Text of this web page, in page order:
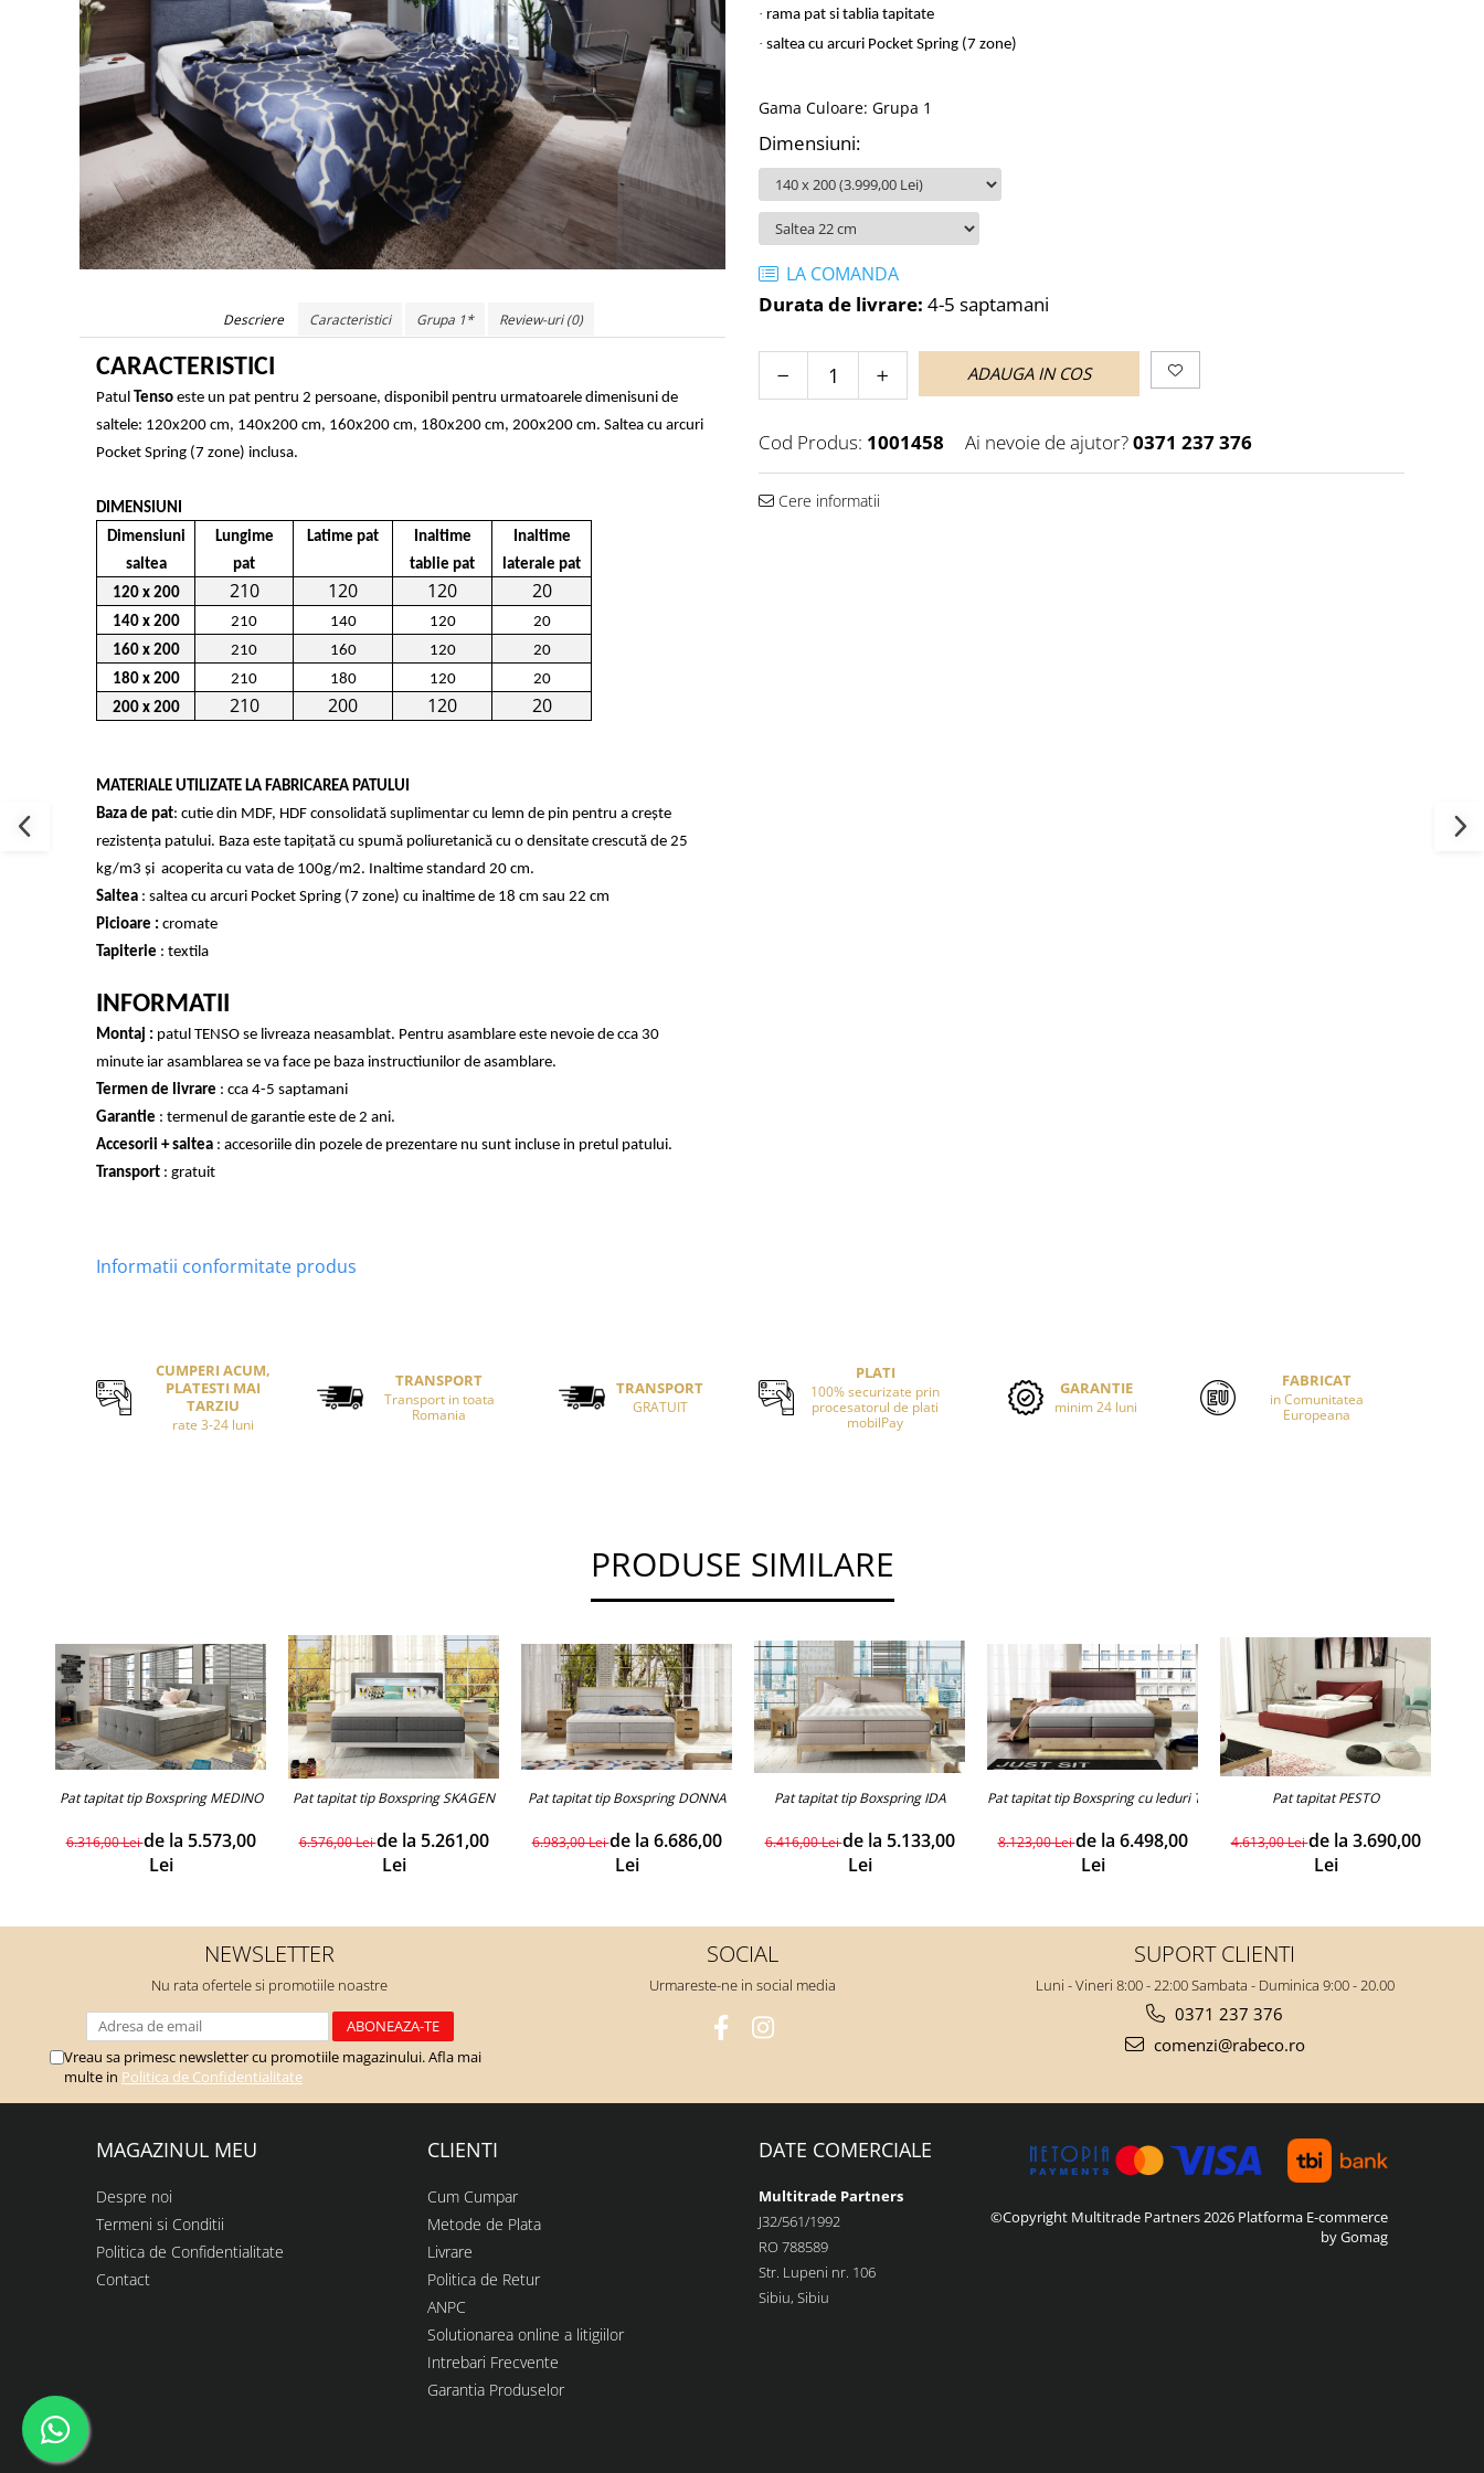
· rama pat si tablia tapitate
· saltea cu arcuri Pocket Spring (7 zone)
Gama Culoare: Grupa 1
Dimensiuni:
LA COMANDA
Durata de livrare: 4-5 saptamani
ADAUGA IN COS
Cod Produs: 1001458 Ai nevoie de ajutor?0371 237 376
Cere informatii
Descriere Caracteristici Grupa 1* Review-uri(0)
CARACTERISTICI
Patul Tenso este un pat pentru 2 persoane, disponibil pentru urmatoarele dimenisuni de
saltele: 120x200 cm, 140x200 cm, 160x200 cm, 180x200 cm, 200x200 cm. Saltea cu arcuri
Pocket Spring (7 zone) inclusa.
DIMENSIUNI
Dimensiuni
saltea
Lungime
pat
Latime pat
Inaltime
tablie pat
Inaltime
laterale pat
120 x 200
210 120 120 20
140 x 200 210 140 120
20
160 x 200
210 160 120
20
180 x 200
210 180 120
20
200 x 200
210 200 120 20
MATERIALE UTILIZATE LA FABRICAREA PATULUI
Baza de pat: cutie din MDF, HDF consolidată suplimentar cu lemn de pin pentru a crește
rezistența patului. Baza este tapițată cu spumă poliuretanică cu o densitate crescută de 25
kg/m3 și acoperita cu vata de 100g/m2. Inaltime standard 20 cm.
Saltea : saltea cu arcuri Pocket Spring (7 zone) cu inaltime de 18 cm sau 22 cm
Picioare : cromate
Tapiterie : textila
INFORMATII
Montaj : patul TENSO se livreaza neasamblat. Pentru asamblare este nevoie de cca 30
minute iar asamblarea se va face pe baza instructiunilor de asamblare.
Termen de livrare : cca 4-5 saptamani
Garantie : termenul de garantie este de 2 ani.
Accesorii + saltea : accesoriile din pozele de prezentare nu sunt incluse in pretul patului.
Transport : gratuit
Informatii conformitate produs
CUMPERI ACUM,
PLATESTI MAI
TARZIU
rate 3-24 luni
TRANSPORT
Transport in toata
Romania
TRANSPORT
GRATUIT
PLATI
100% securizate prin
procesatorul de plati
mobilPay
GARANTIE
minim 24 luni
FABRICAT
in Comunitatea
Europeana
PRODUSE SIMILARE
Pat tapitat tip Boxspring MEDINO
6.316,00 Leide la 5.573,00
Lei
Pat tapitat tip Boxspring SKAGEN
6.576,00 Leide la 5.261,00
Lei
Pat tapitat tip Boxspring DONNA
6.983,00 Leide la 6.686,00
Lei
Pat tapitat tip Boxspring IDA
6.416,00 Leide la 5.133,00
Lei
Pat tapitat tip Boxspring cu leduri TRENTO LED
8.123,00 Leide la 6.498,00
Lei
Pat tapitat PESTO
4.613,00 Leide la 3.690,00
Lei
NEWSLETTER
Nu rata ofertele si promotiile noastre
Vreau sa primesc newsletter cu promotiile magazinului. Afla mai
multe in Politica de Confidentialitate
SOCIAL
Urmareste-ne in social media
SUPORT CLIENTI
Luni - Vineri 8:00 - 22:00 Sambata - Duminica 9:00 - 20.00
0371 237 376
comenzi@rabeco.ro
MAGAZINUL MEU
Despre noi
Termeni si Conditii
Politica de Confidentialitate
Contact
CLIENTI
Cum Cumpar
Metode de Plata
Livrare
Politica de Retur
ANPC
Solutionarea online a litigiilor
Intrebari Frecvente
Garantia Produselor
DATE COMERCIALE
Multitrade Partners
J32/561/1992
RO 788589
Str. Lupeni nr. 106
Sibiu, Sibiu
©Copyright Multitrade Partners 2026 Platforma E-commerce
by Gomag